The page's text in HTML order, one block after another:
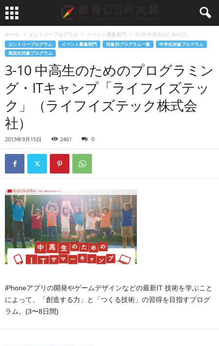
ホーム エントリープログラム イベント募集部門 3-10 中高生のためのプ...
エントリープログラム イベント募集部門 対象別プログラム一覧
中学生対象プログラム
高校生対象プログラム
3-10 中高生のためのプログラミン
グ・ITキャンプ「ライフイズテッ
ク」（ライフイズテック株式会
社）
2013年9月15日 2461 0
iPhoneアプリの開発やゲームデザインなどの最新IT 技術を学ぶこと
によって、「創造する力」と「つくる技術」の習得を目指すプログ
ラム。(3〜8日間)